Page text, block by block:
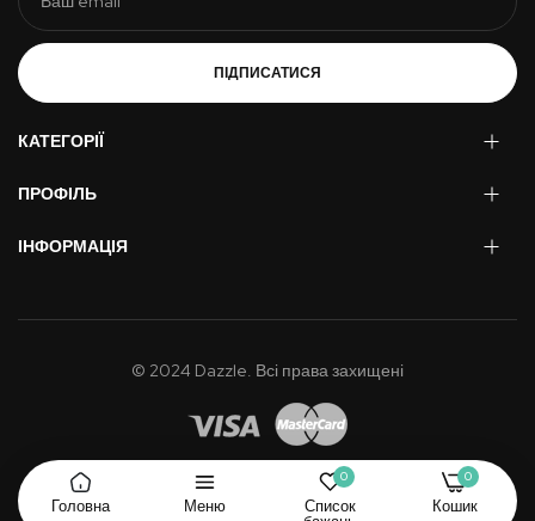
ПІДПИСАТИСЯ
КАТЕГОРІЇ
ПРОФІЛЬ
ІНФОРМАЦІЯ
© 2024 Dazzle. Всі права захищені
Головна Меню
0
Список
0
Кошик